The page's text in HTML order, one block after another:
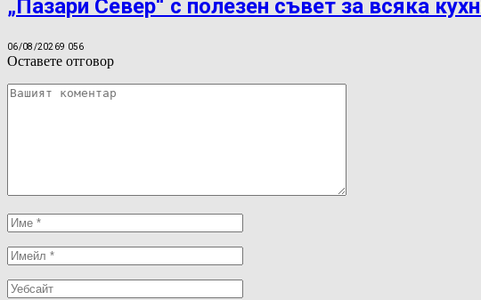
„Пазари Север“ с полезен съвет за всяка
06/08/20269 056
Оставете отговор